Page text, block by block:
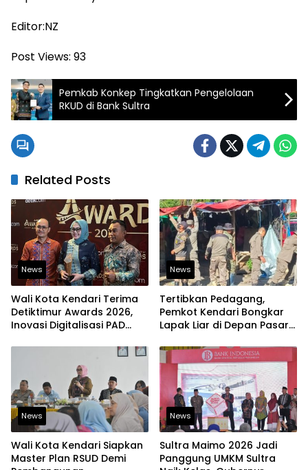
Editor:NZ
Post Views: 93
Pemkab Konkep Tingkatkan Pengelolaan
RKUD di Bank Sultra
Related Posts
News
Wali Kota Kendari Terima
Detiktimur Awards 2026,
Inovasi Digitalisasi PAD
News
Tertibkan Pedagang,
Pemkot Kendari Bongkar
Lapak Liar di Depan Pasar
News
Wali Kota Kendari Siapkan
Master Plan RSUD Demi
News
Sultra Maimo 2026 Jadi
Panggung UMKM Sultra